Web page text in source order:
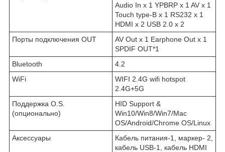
Audio In x 1 YPBRP x 1 AV x 1
Touch type-B x 1 RS232 x 1
HDMI x 2 USB 2.0 x 2
Порты подключения OUT
AV Out x 1 Earphone Out x 1
SPDIF OUT*1
Bluetooth
4.2
WiFi
WIFI 2.4G wifi hotspot
2.4G+5G
Поддержка O.S.
(опционально)
HID Support &
Win10/Win8/Win7/Mac
OS/Android/Chrome OS/Linux
Аксессуары
Кабель питания-1, маркер- 2,
кабель USB-1, кабель HDMI